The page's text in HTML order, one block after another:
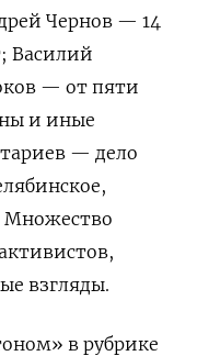
Чернов — 14
Василий
— от пяти
и иные
— дело
Множество
взгляды.
в рубрике